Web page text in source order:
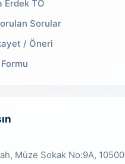
Erdek TO
Sorular
/ Öneri
Müze Sokak No:9A, 10500